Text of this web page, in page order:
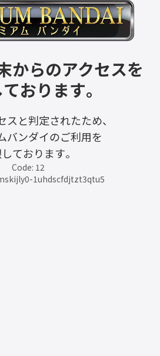
からのアクセスを
おります。
スと判定されたため、
バンダイのご利用を
ております。
Code: 12
1uhdscfdjtzt3qtu5